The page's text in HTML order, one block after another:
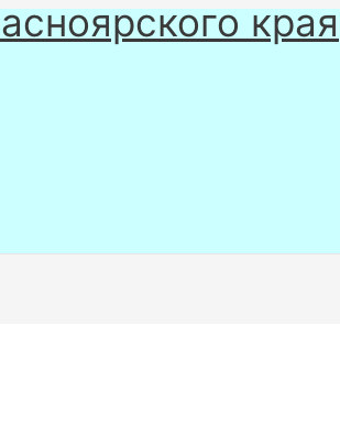
края